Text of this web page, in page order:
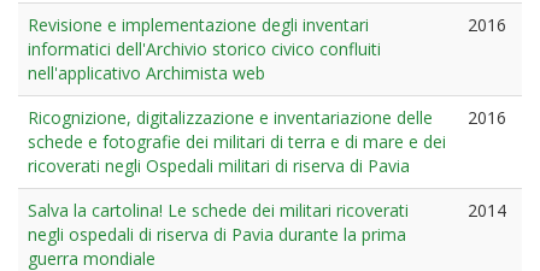
Revisione e implementazione degli inventari
informatici dell'Archivio storico civico confluiti
nell'applicativo Archimista web
2016
Ricognizione, digitalizzazione e inventariazione delle
schede e fotografie dei militari di terra e di mare e dei
ricoverati negli Ospedali militari di riserva di Pavia
2016
Salva la cartolina! Le schede dei militari ricoverati
negli ospedali di riserva di Pavia durante la prima
guerra mondiale
2014